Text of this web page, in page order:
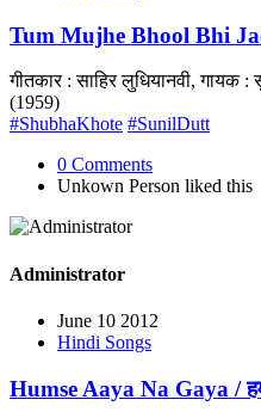
Tum Mujhe Bhool Bhi
गीतकार : साहिर लुधियानवी,
(1959)
#ShubhaKhote #SunilDutt
0 Comments
Unkown Person liked this
Administrator
June 10 2012
Hindi Songs
Humse Aaya Na Gaya /